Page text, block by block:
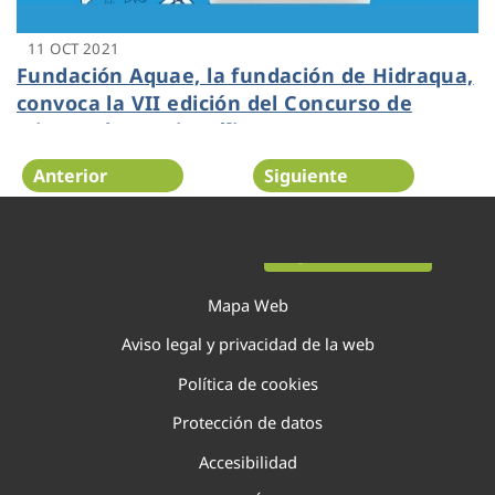
11 OCT 2021
Fundación Aquae, la fundación de Hidraqua,
convoca la VII edición del Concurso de
Microrrelatos Científicos
Anterior Siguiente
Mapa Web
Aviso legal y privacidad de la web
Política de cookies
Protección de datos
Accesibilidad